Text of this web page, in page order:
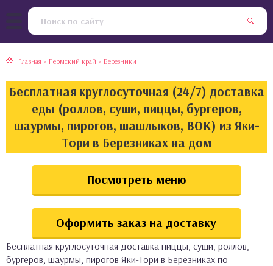
Главная » Пермский край » Березники
Бесплатная круглосуточная (24/7) доставка
еды (роллов, суши, пиццы, бургеров,
шаурмы, пирогов, шашлыков, ВОК) из Яки-
Тори в Березниках на дом
Посмотреть меню
Оформить заказ на доставку
Бесплатная круглосуточная доставка пиццы, суши, роллов,
бургеров, шаурмы, пирогов Яки-Тори в Березниках по
кухня
кухня
кухня
кухня
булочки